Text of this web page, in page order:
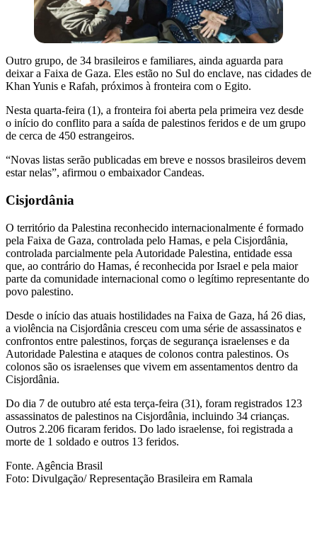
Outro grupo, de 34 brasileiros e familiares, ainda aguarda para
deixar a Faixa de Gaza. Eles estão no Sul do enclave, nas cidades de
Khan Yunis e Rafah, próximos à fronteira com o Egito.
Nesta quarta-feira (1), a fronteira foi aberta pela primeira vez desde
o início do conflito para a saída de palestinos feridos e de um grupo
de cerca de 450 estrangeiros.
“Novas listas serão publicadas em breve e nossos brasileiros devem
estar nelas”, afirmou o embaixador Candeas.
Cisjordânia
O território da Palestina reconhecido internacionalmente é formado
pela Faixa de Gaza, controlada pelo Hamas, e pela Cisjordânia,
controlada parcialmente pela Autoridade Palestina, entidade essa
que, ao contrário do Hamas, é reconhecida por Israel e pela maior
parte da comunidade internacional como o legítimo representante do
povo palestino.
Desde o início das atuais hostilidades na Faixa de Gaza, há 26 dias,
a violência na Cisjordânia cresceu com uma série de assassinatos e
confrontos entre palestinos, forças de segurança israelenses e da
Autoridade Palestina e ataques de colonos contra palestinos. Os
colonos são os israelenses que vivem em assentamentos dentro da
Cisjordânia.
Do dia 7 de outubro até esta terça-feira (31), foram registrados 123
assassinatos de palestinos na Cisjordânia, incluindo 34 crianças.
Outros 2.206 ficaram feridos. Do lado israelense, foi registrada a
morte de 1 soldado e outros 13 feridos.
Fonte. Agência Brasil
Foto: Divulgação/ Representação Brasileira em Ramala